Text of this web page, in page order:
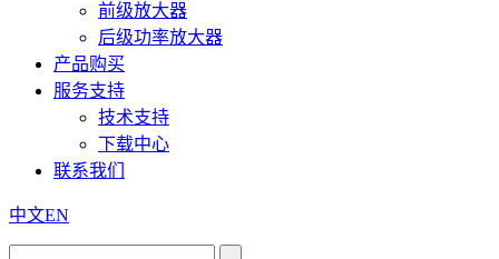
前级放大器
后级功率放大器
产品购买
服务支持
技术支持
下载中心
联系我们
中文EN